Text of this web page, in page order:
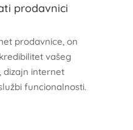
prodavnici
prodavnice, on
vašeg
dizajn internet
funcionalnosti.